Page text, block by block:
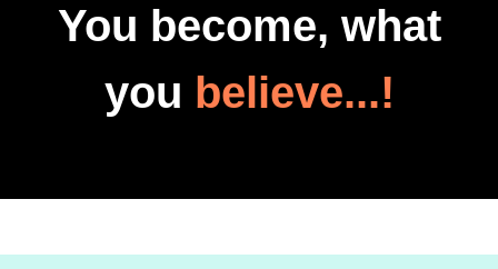
You become, what
you believe...!